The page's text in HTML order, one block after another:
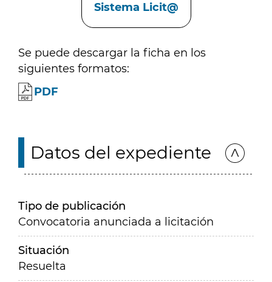
Sistema Licit@
Se puede descargar la ficha en los
siguientes formatos:
PDF
Datos del expediente
Tipo de publicación
Convocatoria anunciada a licitación
Situación
Resuelta